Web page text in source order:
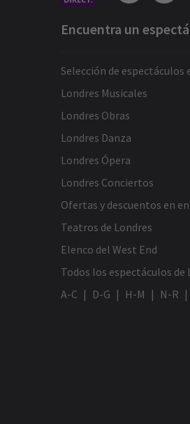
Encuentra un
Selección de espectáculos
Londres Musicales
Londres Obras
Londres Danza
Londres Ópera
Londres Conciertos
Ofertas y descuentos en
Teatros de Londres
Elenco del West End
Todos los espectáculos de
A-C
D-G H-M N-R